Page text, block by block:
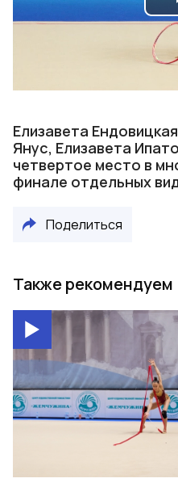
Елизавета
Янус, Елизавета
четвертое место в
финале отдельных
Поделиться
Также рекомендуем